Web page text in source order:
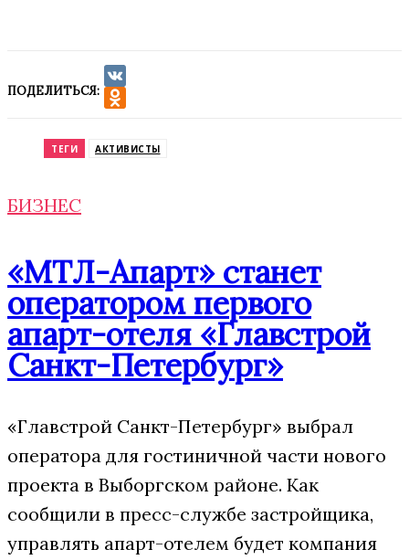
ПОДЕЛИТЬСЯ:
VK
ТЕГИ АКТИВИСТЫ
БИЗНЕС
«МТЛ-Апарт» станет
оператором первого
апарт-отеля «Главстрой
Санкт-Петербург»
«Главстрой Санкт-Петербург» выбрал
оператора для гостиничной части нового
проекта в Выборгском районе. Как
сообщили в пресс-службе застройщика,
управлять апарт-отелем будет компания